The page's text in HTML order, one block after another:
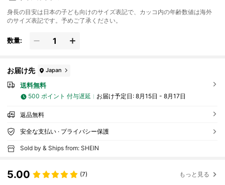
身長の目安は日本の子ども向けのサイズ表記で、カッコ内の年齢数値は海外
のサイズ表記です。予めご了承ください。
数量:
お届け先 Japan
送料無料
500 ポイント 付与遅延 お届け予定日: 8月15日 - 8月17日
返品無料
安全な支払い · プライバシー保護
Sold by & Ships from: SHEIN
5.00 (7) もっと見る